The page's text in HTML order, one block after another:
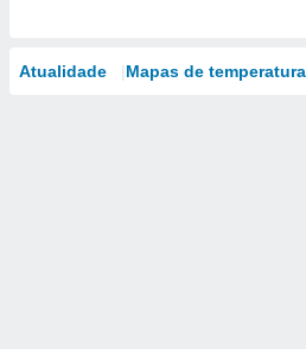
Atualidade Mapas de temperatura